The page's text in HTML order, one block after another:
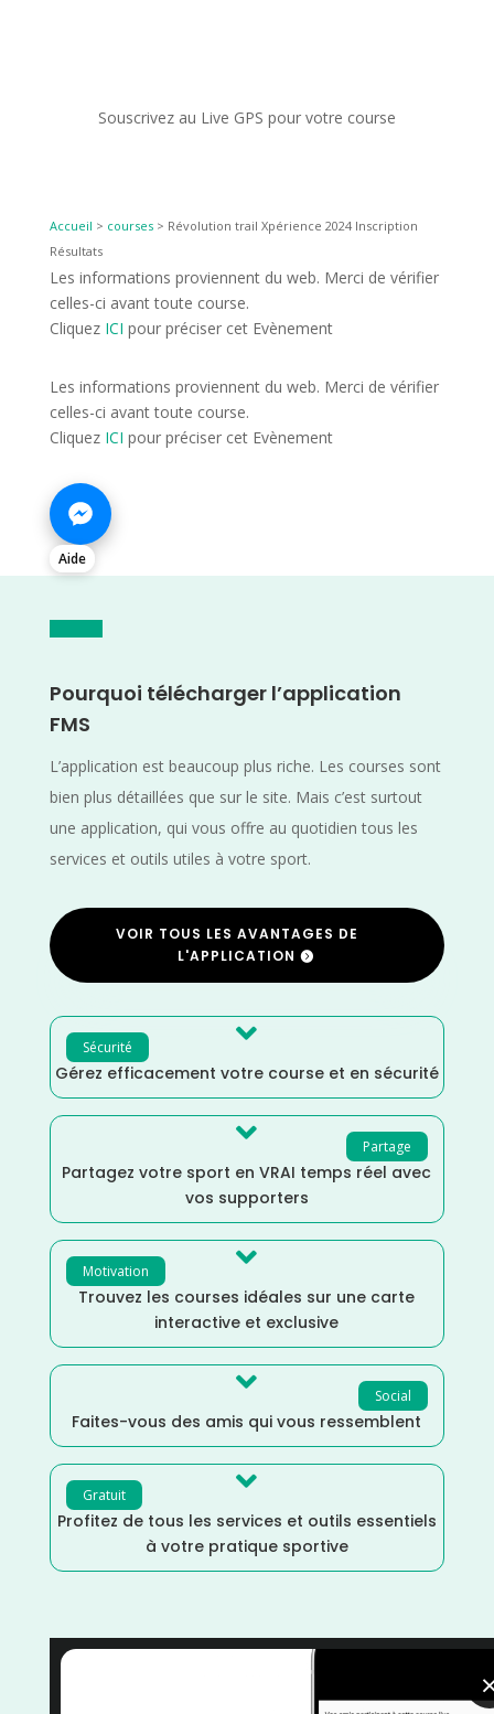
Souscrivez au Live GPS pour votre course
Accueil > courses> Révolution trail Xpérience 2024 Inscription
Résultats
Les informations proviennent du web. Merci de vérifier
celles-ci avant toute course.
Cliquez ICI pour préciser cet Evènement
Les informations proviennent du web. Merci de vérifier
celles-ci avant toute course.
Cliquez ICI pour préciser cet Evènement
Aide
Pourquoi télécharger l’application
FMS
L’application est beaucoup plus riche. Les courses sont
bien plus détaillées que sur le site. Mais c’est surtout
une application, qui vous offre au quotidien tous les
services et outils utiles à votre sport.
VOIR TOUS LES AVANTAGES DE
L'APPLICATION
Sécurité 
Gérez efficacement votre course et en sécurité
Partage

Partagez votre sport en VRAI temps réel avec
vos supporters
Motivation 
Trouvez les courses idéales sur une carte
interactive et exclusive
Social

Faites-vous des amis qui vous ressemblent
Gratuit 
Profitez de tous les services et outils essentiels
à votre pratique sportive
Dénivelé Moyen/